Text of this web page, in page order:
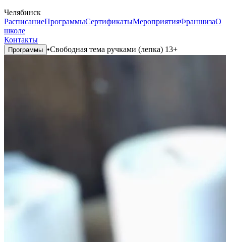
Челябинск
РасписаниеПрограммыСертификатыМероприятияФраншизаО
школе
Контакты
Программы •Свободная тема ручками (лепка) 13+